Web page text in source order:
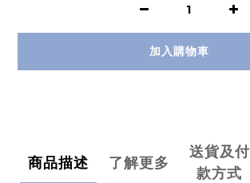
加入購物車
商品描述 了解更多
送貨及付
款方式